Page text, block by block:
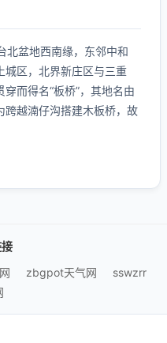
盆地西南缘，东邻中和
城区，北界新庄区与三重
而得名“板桥”，其地名由
跨越湳仔沟搭建木板桥，故
zbgpot天气网
sswzrr